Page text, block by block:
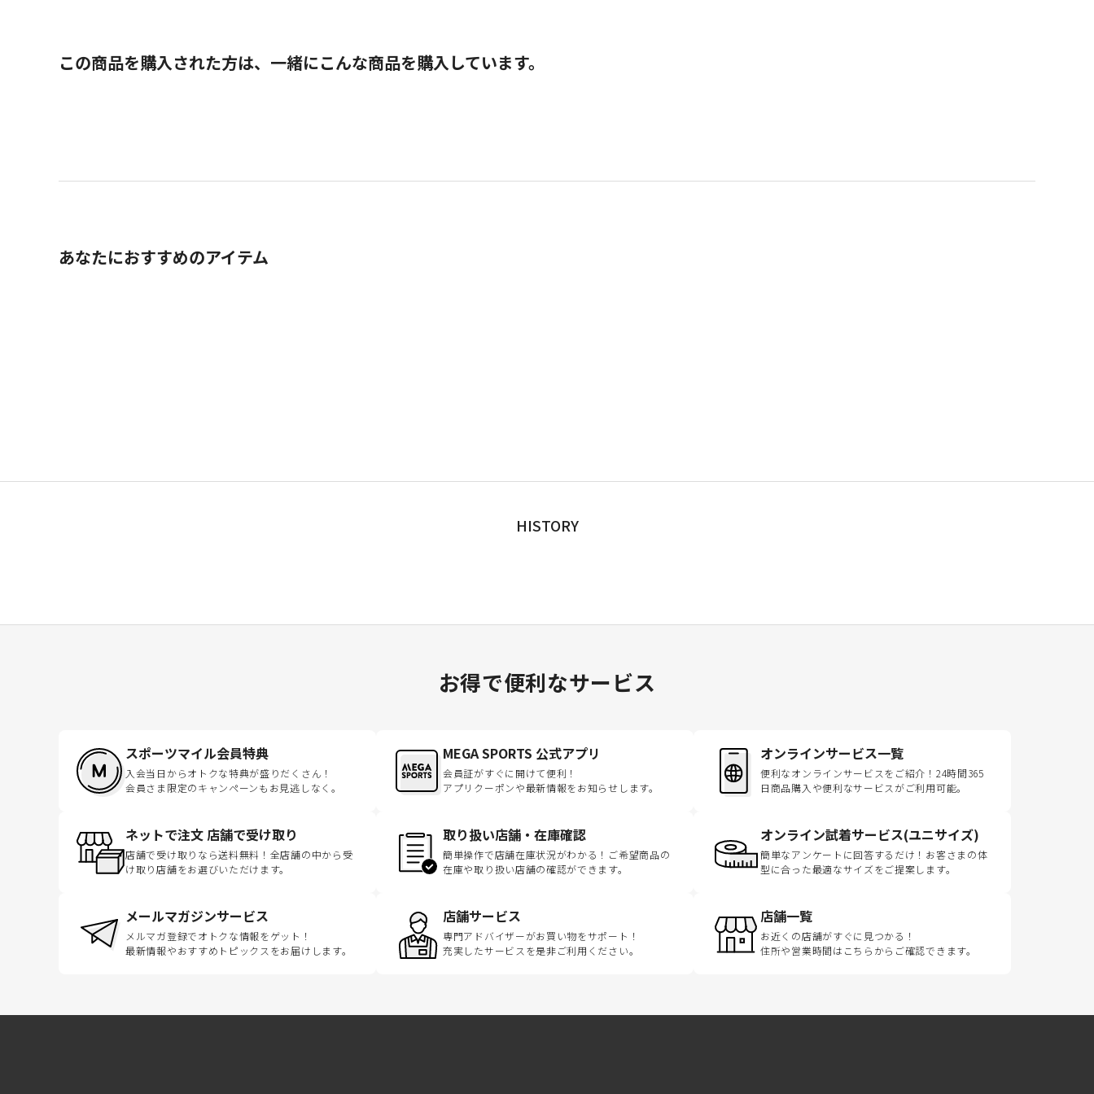
この商品を購入された方は、一緒にこんな商品を購入しています。
あなたにおすすめのアイテム
HISTORY
お得で便利なサービス
スポーツマイル会員特典
入会当日からオトクな特典が盛りだくさん！
会員さま限定のキャンペーンもお見逃しなく。
MEGA SPORTS 公式アプリ
会員証がすぐに開けて便利！
アプリクーポンや最新情報をお知らせします。
オンラインサービス一覧
便利なオンラインサービスをご紹介！24時間365
日商品購入や便利なサービスがご利用可能。
ネットで注文 店舗で受け取り
店舗で受け取りなら送料無料！全店舗の中から受
け取り店舗をお選びいただけます。
取り扱い店舗・在庫確認
簡単操作で店舗在庫状況がわかる！ご希望商品の
在庫や取り扱い店舗の確認ができます。
オンライン試着サービス(ユニサイズ)
簡単なアンケートに回答するだけ！お客さまの体
型に合った最適なサイズをご提案します。
メールマガジンサービス
メルマガ登録でオトクな情報をゲット！
最新情報やおすすめトピックスをお届けします。
店舗サービス
専門アドバイザーがお買い物をサポート！
充実したサービスを是非ご利用ください。
店舗一覧
お近くの店舗がすぐに見つかる！
住所や営業時間はこちらからご確認できます。